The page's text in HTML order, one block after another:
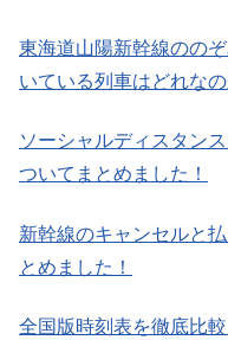
東海道山陽新幹線のの
いている列車はどれな
ソーシャルディスタン
ついてまとめました！
新幹線のキャンセルと
とめました！
全国版時刻表を徹底比較